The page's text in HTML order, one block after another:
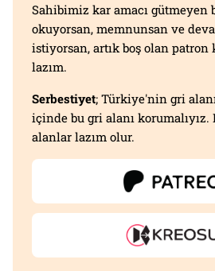
Sahibimiz kar amacı gütmeyen
okuyorsan, memnunsan ve
istiyorsan, artık boş olan patron
lazım.
Serbestiyet; Türkiye'nin gri
içinde bu gri alanı
alanlar lazım olur.